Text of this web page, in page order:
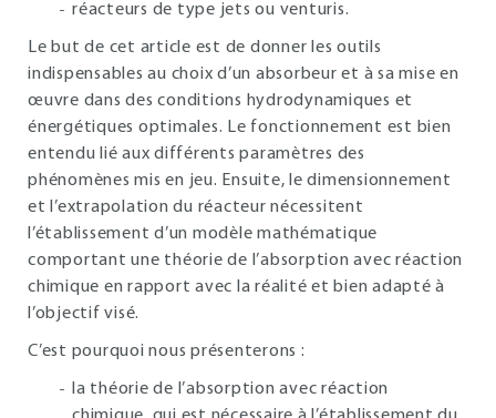
réacteurs de type jets ou venturis.
Le but de cet article est de donner les outils
indispensables au choix d’un absorbeur et à sa mise en
œuvre dans des conditions hydrodynamiques et
énergétiques optimales. Le fonctionnement est bien
entendu lié aux différents paramètres des
phénomènes mis en jeu. Ensuite, le dimensionnement
et l’extrapolation du réacteur nécessitent
l’établissement d’un modèle mathématique
comportant une théorie de l’absorption avec réaction
chimique en rapport avec la réalité et bien adapté à
l’objectif visé.
C’est pourquoi nous présenterons :
la théorie de l’absorption avec réaction